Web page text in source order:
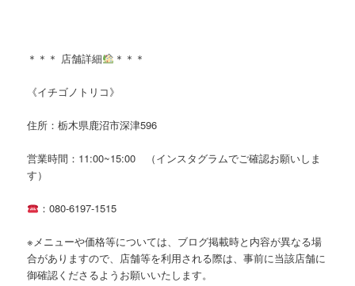
＊＊＊ 店舗詳細 ＊＊＊
《イチゴノトリコ》
住所：栃木県鹿沼市深津596
営業時間：11:00~15:00 （インスタグラムでご確認お願いしま
す）
：080-6197-1515
※メニューや価格等については、ブログ掲載時と内容が異なる場
合がありますので、店舗等を利用される際は、事前に当該店舗に
御確認くださるようお願いいたします。